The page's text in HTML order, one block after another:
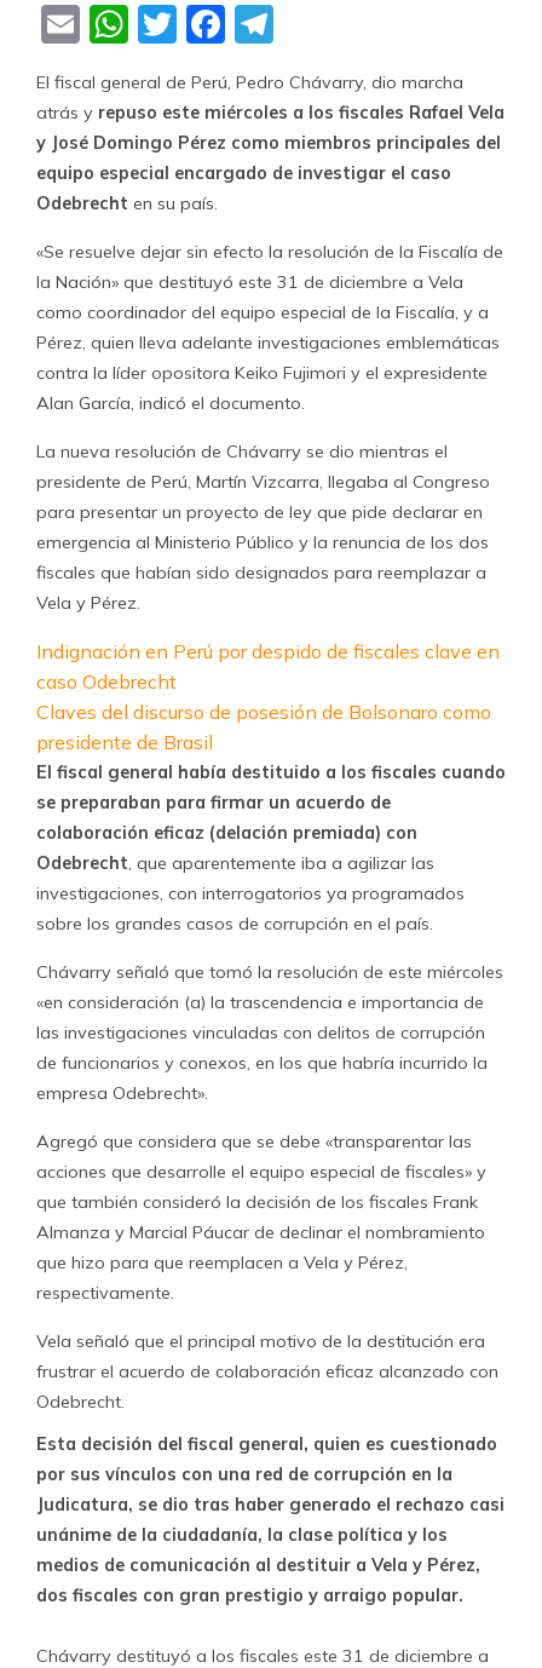
EmailWhatsApp
TwitterFacebook
El fiscal general de Perú, Pedro Chávarry, dio marcha
atrás y repuso este miércoles a los fiscales Rafael Vela
y José Domingo Pérez como miembros principales del
equipo especial encargado de investigar el caso
Odebrecht en su país.
«Se resuelve dejar sin efecto la resolución de la Fiscalía de
la Nación» que destituyó este 31 de diciembre a Vela
como coordinador del equipo especial de la Fiscalía, y a
Pérez, quien lleva adelante investigaciones emblemáticas
contra la líder opositora Keiko Fujimori y el expresidente
Alan García, indicó el documento.
La nueva resolución de Chávarry se dio mientras el
presidente de Perú, Martín Vizcarra, llegaba al Congreso
para presentar un proyecto de ley que pide declarar en
emergencia al Ministerio Público y la renuncia de los dos
fiscales que habían sido designados para reemplazar a
Vela y Pérez.
Indignación en Perú por despido de fiscales clave en
caso Odebrecht
Claves del discurso de posesión de Bolsonaro como
presidente de Brasil
El fiscal general había destituido a los fiscales cuando
se preparaban para firmar un acuerdo de
colaboración eficaz (delación premiada) con
Odebrecht, que aparentemente iba a agilizar las
investigaciones, con interrogatorios ya programados
sobre los grandes casos de corrupción en el país.
Chávarry señaló que tomó la resolución de este miércoles
«en consideración (a) la trascendencia e importancia de
las investigaciones vinculadas con delitos de corrupción
de funcionarios y conexos, en los que habría incurrido la
empresa Odebrecht».
Agregó que considera que se debe «transparentar las
acciones que desarrolle el equipo especial de fiscales» y
que también consideró la decisión de los fiscales Frank
Almanza y Marcial Páucar de declinar el nombramiento
que hizo para que reemplacen a Vela y Pérez,
respectivamente.
Vela señaló que el principal motivo de la destitución era
frustrar el acuerdo de colaboración eficaz alcanzado con
Odebrecht.
Esta decisión del fiscal general, quien es cuestionado
por sus vínculos con una red de corrupción en la
Judicatura, se dio tras haber generado el rechazo casi
unánime de la ciudadanía, la clase política y los
medios de comunicación al destituir a Vela y Pérez,
dos fiscales con gran prestigio y arraigo popular.
Chávarry destituyó a los fiscales este 31 de diciembre a